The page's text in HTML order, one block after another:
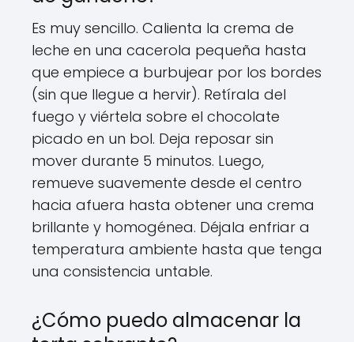
Es muy sencillo. Calienta la crema de
leche en una cacerola pequeña hasta
que empiece a burbujear por los bordes
(sin que llegue a hervir). Retírala del
fuego y viértela sobre el chocolate
picado en un bol. Deja reposar sin
mover durante 5 minutos. Luego,
remueve suavemente desde el centro
hacia afuera hasta obtener una crema
brillante y homogénea. Déjala enfriar a
temperatura ambiente hasta que tenga
una consistencia untable.
¿Cómo puedo almacenar la